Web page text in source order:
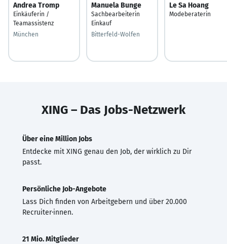
Andrea Tromp
Einkäuferin /
Teamassistenz
München
Manuela Bunge
Sachbearbeiterin
Einkauf
Bitterfeld-Wolfen
Le Sa Hoang
Modeberaterin
XING – Das Jobs-Netzwerk
Über eine Million Jobs
Entdecke mit XING genau den Job, der wirklich zu Dir
passt.
Persönliche Job-Angebote
Lass Dich finden von Arbeitgebern und über 20.000
Recruiter·innen.
21 Mio. Mitglieder